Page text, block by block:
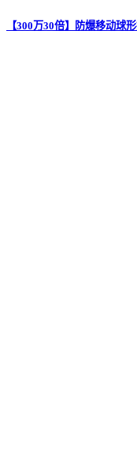
【300万30倍】防爆移动球